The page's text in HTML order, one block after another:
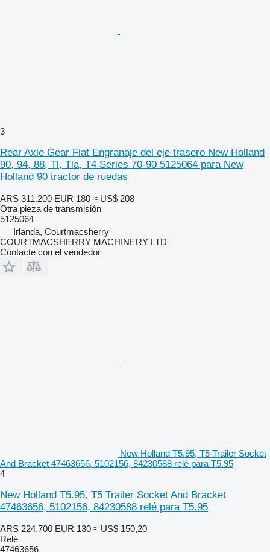
3
Rear Axle Gear Fiat Engranaje del eje trasero New Holland
90, 94, 88, Tl, Tla, T4 Series 70-90 5125064 para New
Holland 90 tractor de ruedas
ARS 311.200 EUR 180 ≈ US$ 208
Otra pieza de transmisión
5125064
Irlanda, Courtmacsherry
COURTMACSHERRY MACHINERY LTD
Contacte con el vendedor
New Holland T5.95, T5 Trailer Socket
And Bracket 47463656, 5102156, 84230588 relé para T5.95
4
New Holland T5.95, T5 Trailer Socket And Bracket
47463656, 5102156, 84230588 relé para T5.95
ARS 224.700 EUR 130 ≈ US$ 150,20
Relé
47463656